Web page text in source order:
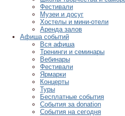
Фестивали
Музеи и досуг
Хостелы и мини-отели
Аренда залов
Афиша событий
Вся афиша
Тренинги и семинары
Вебинары
Фестивали
Ярмарки
Концерты
Туры
Бесплатные события
События за donation
События на сегодня